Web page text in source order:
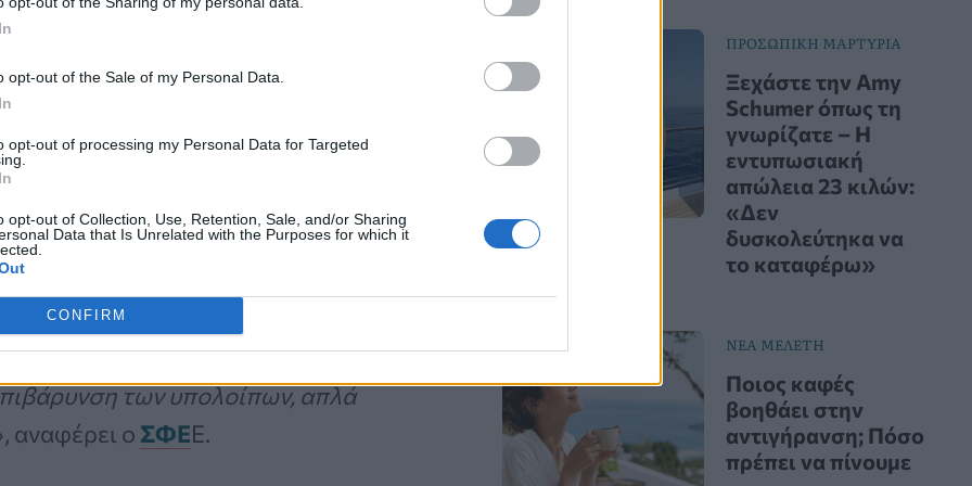
opt-out of the Sale of my Personal Data.
opt-out of processing my Personal Data for Targeted
opt-out of Collection, Use, Retention, Sale, and/or Sharing
Data that Is Unrelated with the Purposes for which it
CONFIRM
αφορούν εκτιμήσεις καθώς δεν
του αιτήματα προς τις
εταιρίες
την υποστήριξη φαρμάκων με
φορτίο επιστροφών στα υπόλοιπα
κατ’ έτος. Αυτή η στρέβλωση δεν
των υπολοίπων, απλά
αναφέρει ο ΣΦΕΕ.
ΠΡΟΣΩΠΙΚΗ ΜΑΡΤΥΡΙΑ
Ξεχάστε την Amy
Schumer όπως τη
γνωρίζατε – Η
εντυπωσιακή
απώλεια 23 κιλών:
«Δεν
δυσκολεύτηκα να
το καταφέρω»
ΝΕΑ ΜΕΛΕΤΗ
Ποιος καφές
βοηθάει στην
αντιγήρανση; Πόσο
πρέπει να πίνουμε